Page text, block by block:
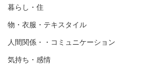
暮らし・住
物・衣服・テキスタイル
人間関係・・コミュニケーション
気持ち・感情